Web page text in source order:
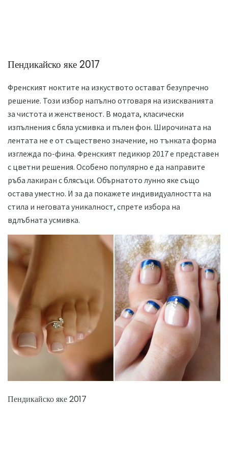
Пендикайско яке 2017
Френският ноктите на изкуството остават безупречно
решение. Този избор напълно отговаря на изискванията
за чистота и женственост. В модата, класически
изпълнения с бяла усмивка и пълен фон. Широчината на
лентата не е от съществено значение, но тънката форма
изглежда по-фина. Френският педикюр 2017 е представен
с цветни решения. Особено популярно е да направите
ръба лакиран с блясъци. Обърнатото лунно яке също
остава уместно. И за да покажете индивидуалността на
стила и неговата уникалност, спрете избора на
вдлъбната усмивка.
Пендикайско яке 2017